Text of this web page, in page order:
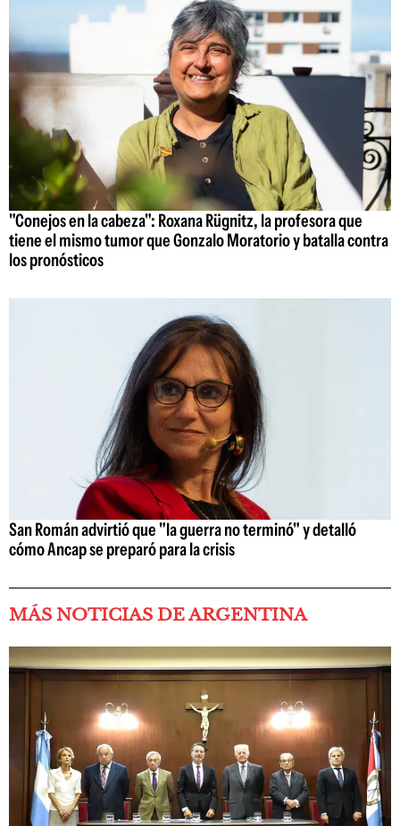
"Conejos en la cabeza": Roxana Rügnitz, la profesora que
tiene el mismo tumor que Gonzalo Moratorio y batalla contra
los pronósticos
San Román advirtió que "la guerra no terminó" y detalló
cómo Ancap se preparó para la crisis
MÁS NOTICIAS DE ARGENTINA